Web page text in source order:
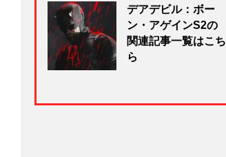
デアデビル：ボー
ン・アゲインS2の
関連記事一覧はこち
ら